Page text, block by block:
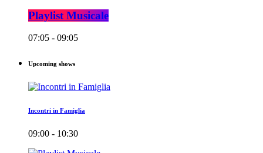
Playlist Musicale
07:05 - 09:05
Upcoming shows
Incontri in Famiglia
09:00 - 10:30